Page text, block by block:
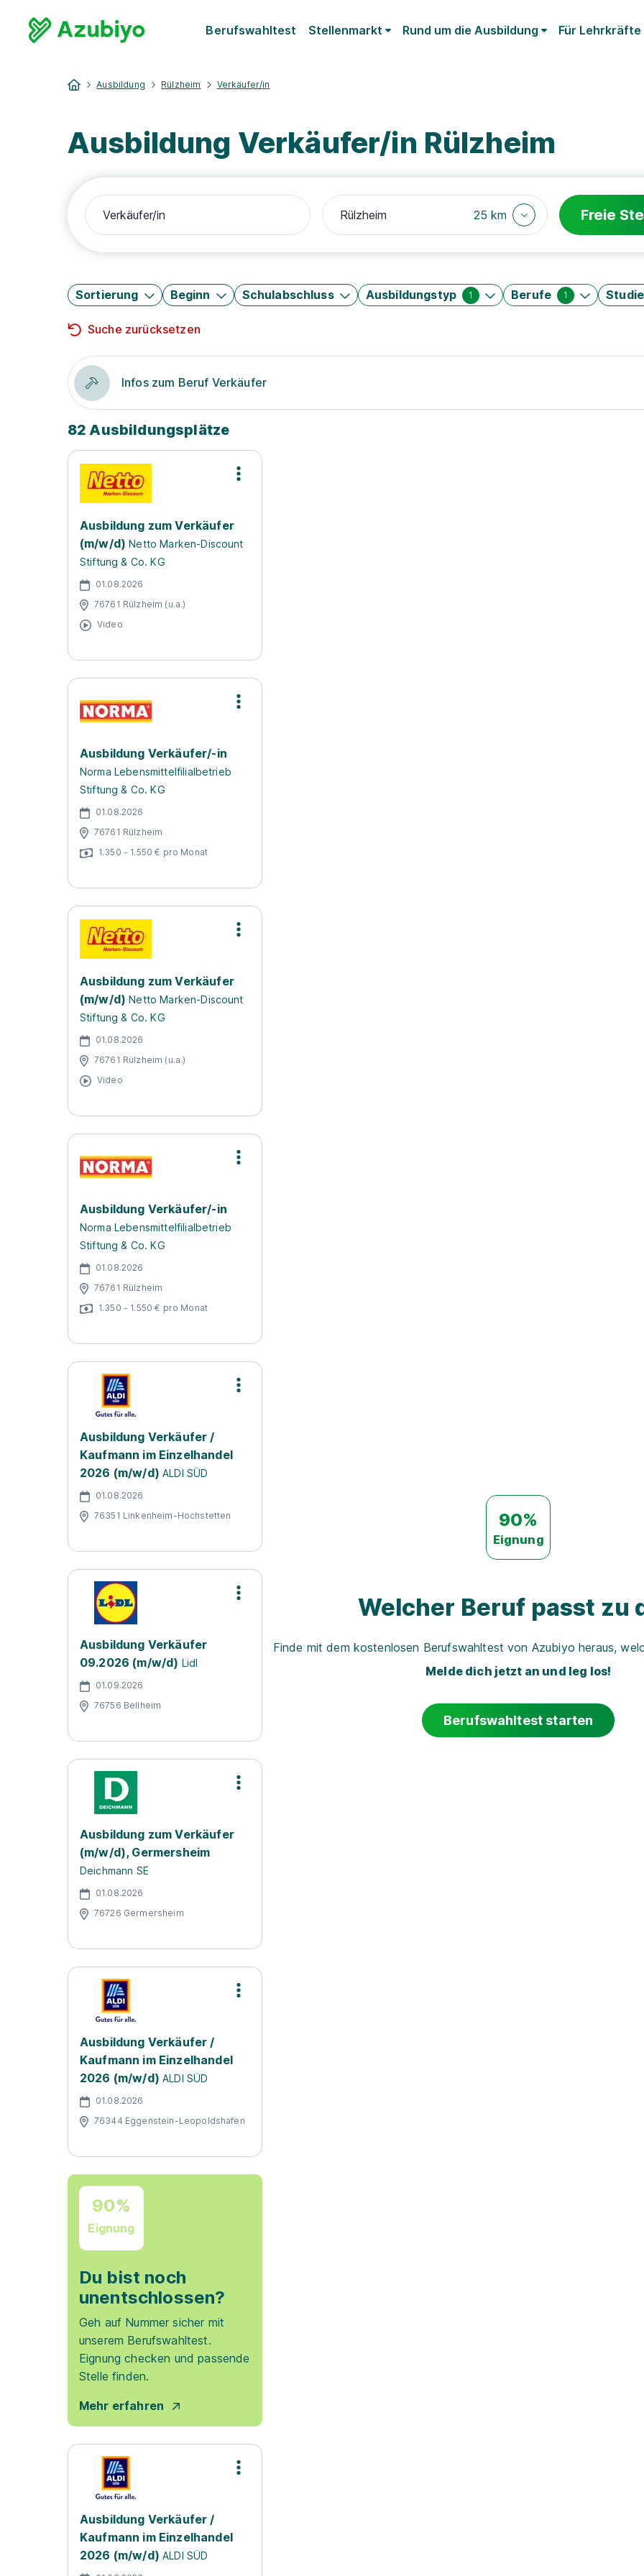
Berufswahltest Stellenmarkt Rund um die Ausbildung Für Lehrkräfte
Ausbildung Rülzheim Verkäufer/in
Ausbildung Verkäufer/in Rülzheim
25 km Freie
Sortierung Beginn Schulabschluss Ausbildungstyp 1 Berufe 1
Suche zurücksetzen
Infos zum Beruf Verkäufer
82 Ausbildungsplätze
Ausbildung zum Verkäufer
(m/w/d) Netto Marken-Discount
Stiftung & Co. KG
01.08.2026
76761 Rülzheim (u.a.)
Video
Ausbildung Verkäufer/-in
Norma Lebensmittelfilialbetrieb
Stiftung & Co. KG
01.08.2026
76761 Rülzheim
1.350 - 1.550 € pro Monat
Ausbildung zum Verkäufer
(m/w/d) Netto Marken-Discount
Stiftung & Co. KG
01.08.2026
76761 Rülzheim (u.a.)
Video
Ausbildung Verkäufer/-in
Norma Lebensmittelfilialbetrieb
Stiftung & Co. KG
01.08.2026
76761 Rülzheim
1.350 - 1.550 € pro Monat
Ausbildung Verkäufer /
Kaufmann im Einzelhandel
2026 (m/w/d) ALDI SÜD
01.08.2026
76351 Linkenheim-Hochstetten
Ausbildung Verkäufer
09.2026 (m/w/d) Lidl
01.09.2026
76756 Bellheim
Ausbildung zum Verkäufer
(m/w/d), Germersheim
Deichmann SE
01.08.2026
76726 Germersheim
Ausbildung Verkäufer /
Kaufmann im Einzelhandel
2026 (m/w/d) ALDI SÜD
01.08.2026
76344 Eggenstein-Leopoldshafen
90%
Eignung
Du bist noch
unentschlossen?
Geh auf Nummer sicher mit
unserem Berufswahltest.
Eignung checken und passende
Stelle finden.
Mehr erfahren
Ausbildung Verkäufer /
Kaufmann im Einzelhandel
2026 (m/w/d) ALDI SÜD
90%
Eignung
Welcher Beruf passt zu
Finde mit dem kostenlosen Berufswahltest von Azubiyo heraus,
Melde dich jetzt an und leg los!
Berufswahltest starten